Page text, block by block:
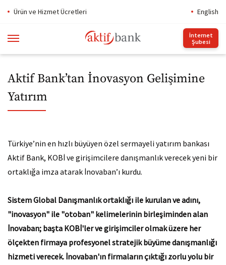
Ürün ve Hizmet Ücretleri English
İnternet
Şubesi
Aktif Bank’tan İnovasyon Gelişimine
Yatırım
Türkiye’nin en hızlı büyüyen özel sermayeli yatırım bankası
Aktif Bank, KOBİ ve girişimcilere danışmanlık verecek yeni bir
ortaklığa imza atarak İnovaban’ı kurdu.
​Sistem Global Danışmanlık ortaklığı ile kurulan ve adını,
"inovasyon" ile "otoban" kelimelerinin birleşiminden alan
İnovaban; başta KOBİ'ler ve girişimciler olmak üzere her
ölçekten firmaya profesyonel stratejik büyüme danışmanlığı
hizmeti verecek. İnovaban'ın firmaların çıktığı zorlu yolu bir